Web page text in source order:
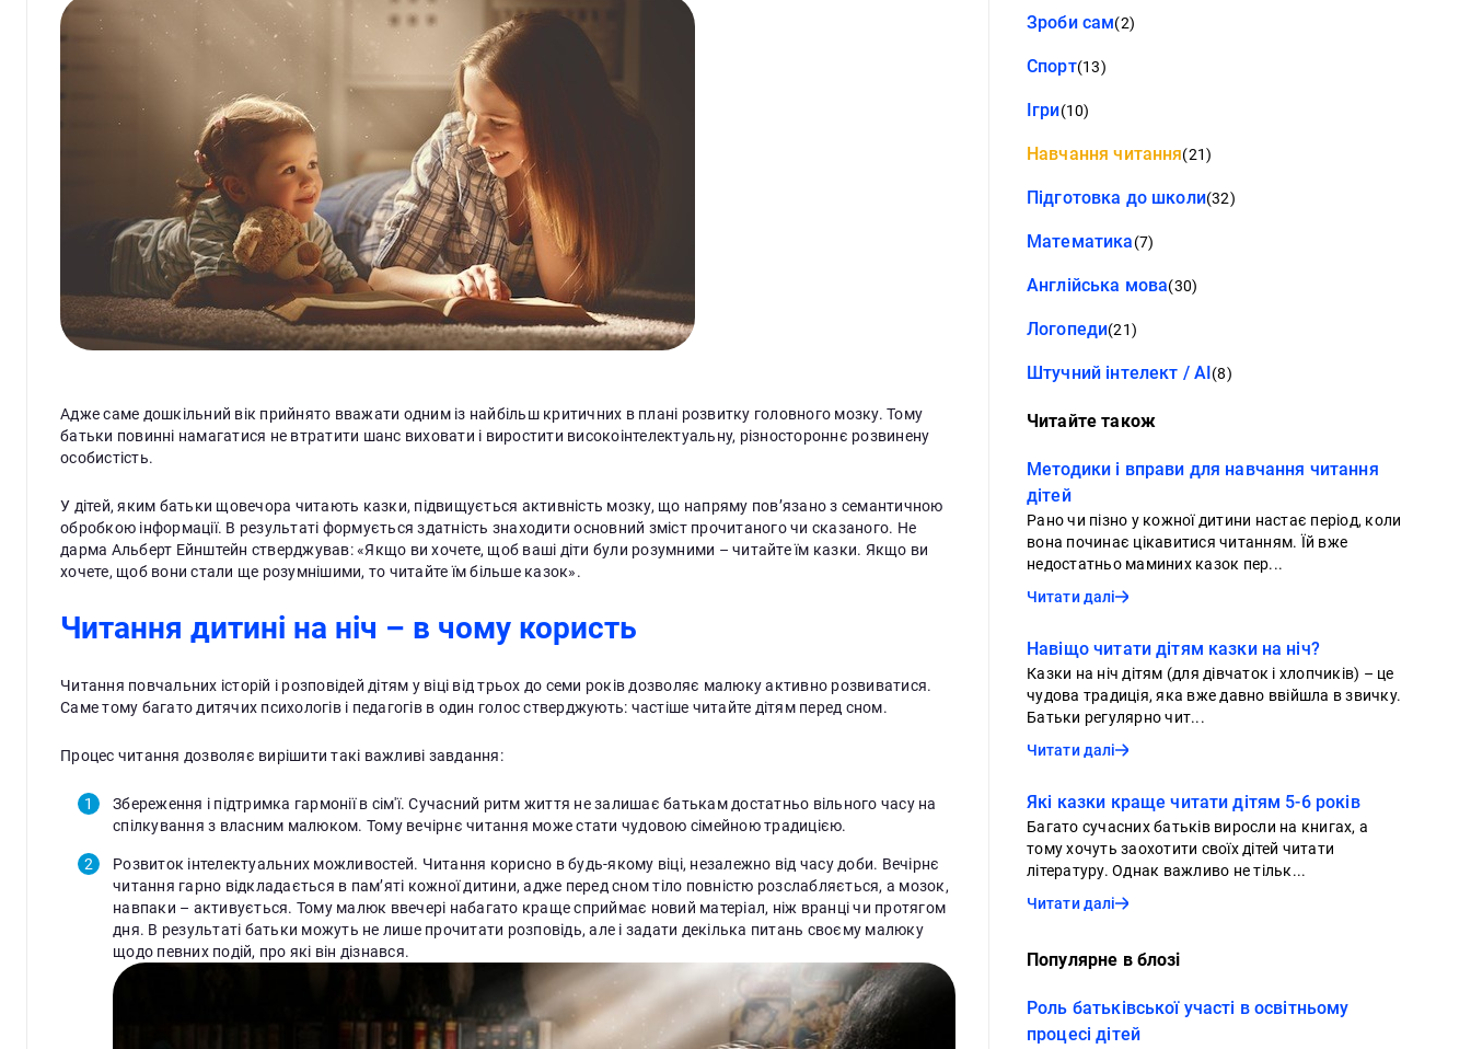
Адже саме дошкільний вік прийнято вважати одним із найбільш критичних в плані розвитку головного мозку. Тому
батьки повинні намагатися не втратити шанс виховати і виростити високоінтелектуальну, різностороннє розвинену
особистість.
У дітей, яким батьки щовечора читають казки, підвищується активність мозку, що напряму пов’язано з семантичною
обробкою інформації. В результаті формується здатність знаходити основний зміст прочитаного чи сказаного. Не
дарма Альберт Ейнштейн стверджував: «Якщо ви хочете, щоб ваші діти були розумними – читайте їм казки. Якщо ви
хочете, щоб вони стали ще розумнішими, то читайте їм більше казок».
Читання дитині на ніч – в чому користь
Читання повчальних історій і розповідей дітям у віці від трьох до семи років дозволяє малюку активно розвиватися.
Саме тому багато дитячих психологів і педагогів в один голос стверджують: частіше читайте дітям перед сном.
Процес читання дозволяє вирішити такі важливі завдання:
Збереження і підтримка гармонії в сім'ї. Сучасний ритм життя не залишає батькам достатньо вільного часу на
спілкування з власним малюком. Тому вечірнє читання може стати чудовою сімейною традицією.
Розвиток інтелектуальних можливостей. Читання корисно в будь-якому віці, незалежно від часу доби. Вечірнє
читання гарно відкладається в пам’яті кожної дитини, адже перед сном тіло повністю розслабляється, а мозок,
навпаки – активується. Тому малюк ввечері набагато краще сприймає новий матеріал, ніж вранці чи протягом
дня. В результаті батьки можуть не лише прочитати розповідь, але і задати декілька питань своєму малюку
щодо певних подій, про які він дізнався.
Зроби сам(2)
Спорт(13)
Ігри(10)
Навчання читання(21)
Підготовка до школи(32)
Математика(7)
Англійська мова(30)
Логопеди(21)
Штучний інтелект / AI(8)
Читайте також
Методики і вправи для навчання читання
дітей
Рано чи пізно у кожної дитини настає період, коли
вона починає цікавитися читанням. Їй вже
недостатньо маминих казок пер...
Читати далі
Навіщо читати дітям казки на ніч?
Казки на ніч дітям (для дівчаток і хлопчиків) – це
чудова традиція, яка вже давно ввійшла в звичку.
Батьки регулярно чит...
Читати далі
Які казки краще читати дітям 5-6 років
Багато сучасних батьків виросли на книгах, а
тому хочуть заохотити своїх дітей читати
літературу. Однак важливо не тільк...
Читати далі
Популярне в блозі
Роль батьківської участі в освітньому
процесі дітей